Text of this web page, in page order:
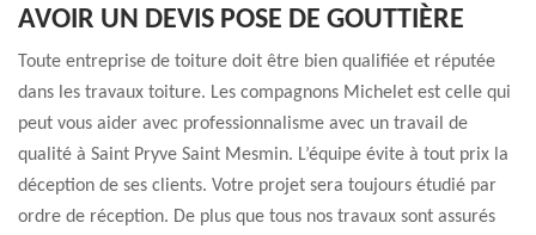
AVOIR UN DEVIS POSE DE GOUTTIÈRE
Toute entreprise de toiture doit être bien qualifiée et réputée
dans les travaux toiture. Les compagnons Michelet est celle qui
peut vous aider avec professionnalisme avec un travail de
qualité à Saint Pryve Saint Mesmin. L’équipe évite à tout prix la
déception de ses clients. Votre projet sera toujours étudié par
ordre de réception. De plus que tous nos travaux sont assurés